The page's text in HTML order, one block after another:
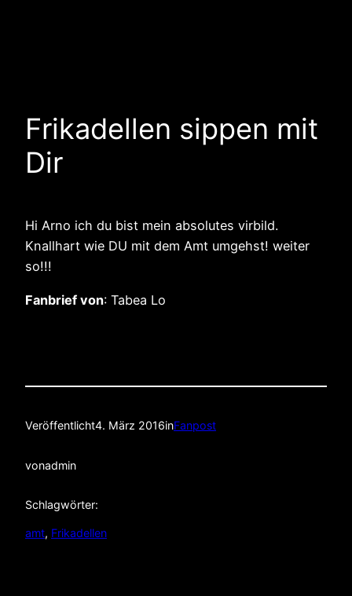
Frikadellen sippen mit
Dir
Hi Arno ich du bist mein absolutes virbild.
Knallhart wie DU mit dem Amt umgehst! weiter
so!!!
Fanbrief von: Tabea Lo
Veröffentlicht4. März 2016inFanpost
vonadmin
Schlagwörter:
amt, Frikadellen